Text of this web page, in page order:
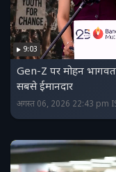
9:03
Gen-Z पर मोहन
सबसे ईमानदार
अगस्त 06, 2026 22:43 pm